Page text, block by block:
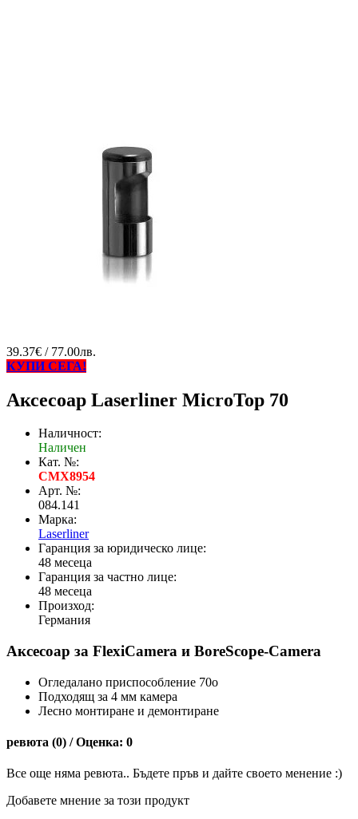
39.37€ / 77.00лв.
КУПИ СЕГА!
Аксесоар Laserliner MicroTop 70
Наличност:
Наличен
Кат. №:
CMX8954
Арт. №:
084.141
Марка:
Laserliner
Гаранция за юридическо лице:
48 месеца
Гаранция за частно лице:
48 месеца
Произход:
Германия
Аксесоар за FlexiCamera и BoreScope-Camera
Огледалано приспособление 70о
Подходящ за 4 мм камера
Лесно монтиране и демонтиране
ревюта (0) / Оценка: 0
Все още няма ревюта.. Бъдете пръв и дайте своето менение :)
Добавете мнение за този продукт